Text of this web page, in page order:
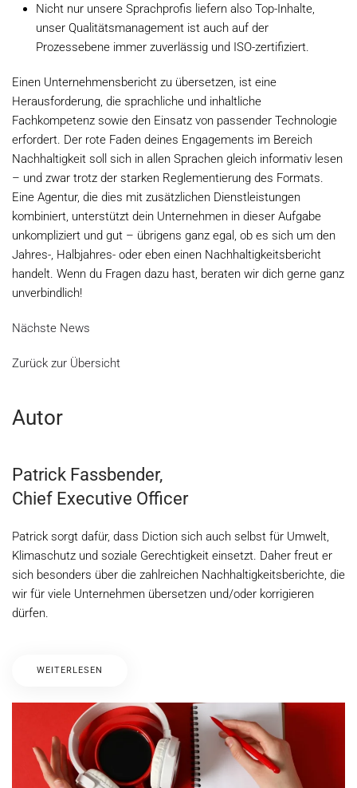
Nicht nur unsere Sprachprofis liefern also Top-Inhalte,
unser Qualitätsmanagement ist auch auf der
Prozessebene immer zuverlässig und ISO-zertifiziert.
Einen Unternehmensbericht zu übersetzen, ist eine
Herausforderung, die sprachliche und inhaltliche
Fachkompetenz sowie den Einsatz von passender Technologie
erfordert. Der rote Faden deines Engagements im Bereich
Nachhaltigkeit soll sich in allen Sprachen gleich informativ lesen
– und zwar trotz der starken Reglementierung des Formats.
Eine Agentur, die dies mit zusätzlichen Dienstleistungen
kombiniert, unterstützt dein Unternehmen in dieser Aufgabe
unkompliziert und gut – übrigens ganz egal, ob es sich um den
Jahres-, Halbjahres- oder eben einen Nachhaltigkeitsbericht
handelt. Wenn du Fragen dazu hast, beraten wir dich gerne ganz
unverbindlich!
Nächste News
Zurück zur Übersicht
Autor
Patrick Fassbender,
Chief Executive Officer
Patrick sorgt dafür, dass Diction sich auch selbst für Umwelt,
Klimaschutz und soziale Gerechtigkeit einsetzt. Daher freut er
sich besonders über die zahlreichen Nachhaltigkeitsberichte, die
wir für viele Unternehmen übersetzen und/oder korrigieren
dürfen.
WEITERLESEN